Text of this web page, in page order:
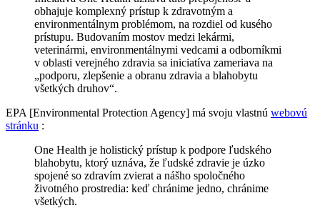
obhajuje komplexný prístup k zdravotným a
environmentálnym problémom, na rozdiel od kusého
prístupu. Budovaním mostov medzi lekármi,
veterinármi, environmentálnymi vedcami a odborníkmi
v oblasti verejného zdravia sa iniciatíva zameriava na
„podporu, zlepšenie a obranu zdravia a blahobytu
všetkých druhov“.
EPA [Environmental Protection Agency] má svoju vlastnú webovú
stránku :
One Health je holistický prístup k podpore ľudského
blahobytu, ktorý uznáva, že ľudské zdravie je úzko
spojené so zdravím zvierat a nášho spoločného
životného prostredia: keď chránime jedno, chránime
všetkých.